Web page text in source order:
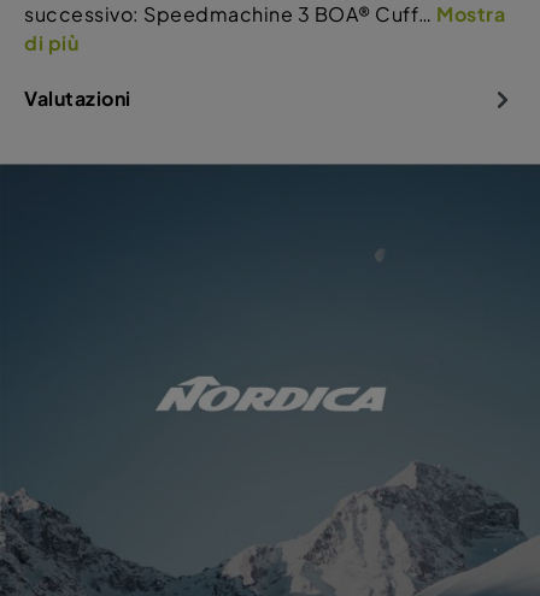
successivo: Speedmachine 3 BOA® Cuff… Mostra
di più
Valutazioni